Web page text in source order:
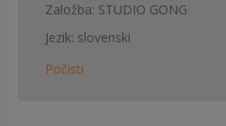
Založba STUDIO GONG
Jezik slovenski
Počisti